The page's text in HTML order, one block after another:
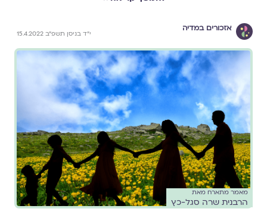
אזכורים במדיה
י״ד בניסן תשפ״ב 15.4.2022
מאמר מתארח מאת
הרבנית שרה סגל-כץ